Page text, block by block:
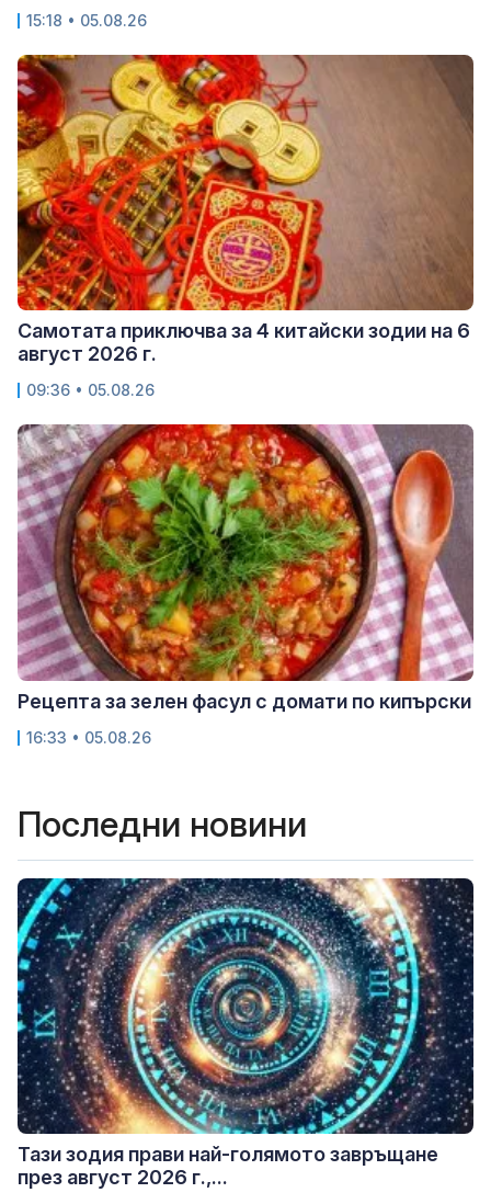
15:18 • 05.08.26
Самотата приключва за 4 китайски зодии на 6
август 2026 г.
09:36 • 05.08.26
Рецепта за зелен фасул с домати по кипърски
16:33 • 05.08.26
Последни новини
Тази зодия прави най-голямото завръщане
през август 2026 г.,...